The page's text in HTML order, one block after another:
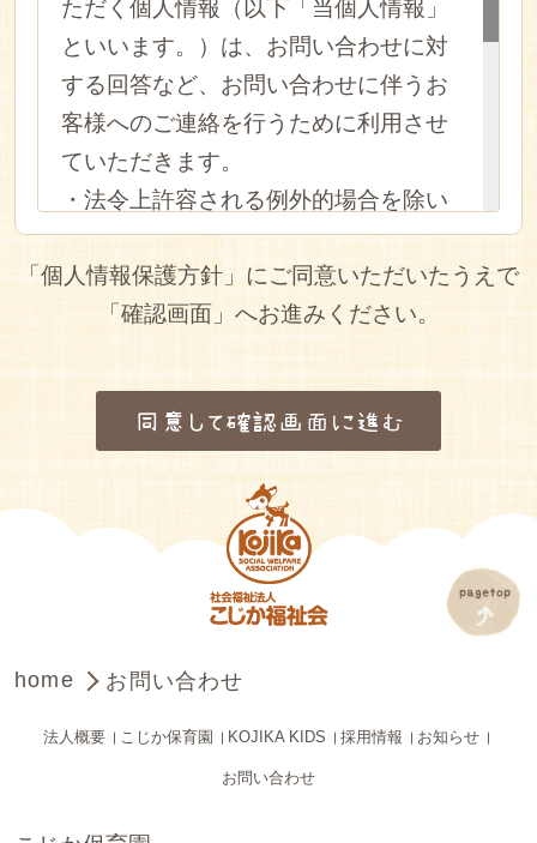
ただく個人情報（以下「当個人情報」
といいます。）は、お問い合わせに対
する回答など、お問い合わせに伴うお
客様へのご連絡を行うために利用させ
ていただきます。
・法令上許容される例外的場合を除い
て、本人の同意を得ることなく第三者
に提供することはありません。
・当個人情報の取扱いを委託すること
先における個人情報の安全管理が図ら
れるよう、委託先に対する必要かつ適
切な監督を行います。
社会福祉法人こじか福祉会：03-3937-
「個人情報保護方針」にご同意いただいたうえで
「確認画面」へお進みください。
同意して確認画面に進む
home お問い合わせ
法人概要 こじか保育園 KOJIKA KIDS 採用情報 お知らせ
お問い合わせ